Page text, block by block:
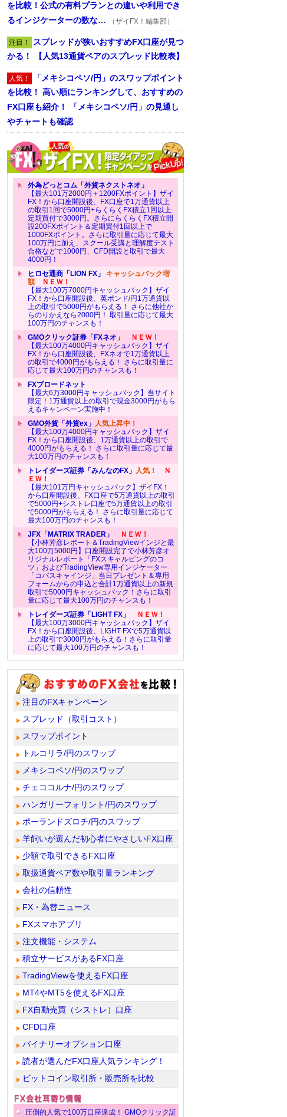
を比較！公式の有料プランとの違いや利用でき
るインジケーターの数な…
（ザイFX！編集部）
注目！ スプレッドが狭いおすすめFX口座が見つ
かる！ 【人気13通貨ペアのスプレッド比較表】
人気！ 「メキシコペソ/円」のスワップポイント
を比較！ 高い順にランキングして、おすすめの
FX口座も紹介！ 「メキシコペソ/円」の見通し
やチャートも確認
外為どっとコム「外貨ネクストネオ」
【最大101万2000円＋1200FXポイント】ザイ
FX！から口座開設後、FX口座で1万通貨以上
の取引1回で5000円+らくらくFX積立1回以上
定期買付で3000円。さらにらくらくFX積立開
設200FXポイント＆定期買付1回以上で
1000FXポイント。さらに取引量に応じて最大
100万円に加え、スクール受講と理解度テスト
合格などで1000円、CFD開設と取引で最大
4000円！
ヒロセ通商「LION FX」 キャッシュバック増
額ＮＥＷ！
【最大100万7000円キャッシュバック】ザイ
FX！から口座開設後、英ポンド/円1万通貨以
上の取引で5000円がもらえる！ さらに他社か
らのりかえなら2000円！ 取引量に応じて最大
100万円のチャンスも！
GMOクリック証券「FXネオ」
ＮＥＷ！
【最大100万4000円キャッシュバック】ザイ
FX！から口座開設後、FXネオで1万通貨以上
の取引で4000円がもらえる！ さらに取引量に
応じて最大100万円のチャンスも！
FXブロードネット
【最大6万3000円キャッシュバック】当サイト
限定！1万通貨以上の取引で現金3000円がもら
えるキャンペーン実施中！
GMO外貨「外貨ex」 人気上昇中！
【最大100万4000円キャッシュバック】ザイ
FX！から口座開設後、1万通貨以上の取引で
4000円がもらえる！ さらに取引量に応じて最
大100万円のチャンスも！
トレイダーズ証券「みんなのFX」 人気！
Ｎ
ＥＷ！
【最大101万円キャッシュバック】ザイFX！
から口座開設後、FX口座で5万通貨以上の取引
で5000円+シストレ口座で5万通貨以上の取引
で5000円がもらえる！ さらに取引量に応じて
最大100万円のチャンスも！
JFX「MATRIX TRADER」
ＮＥＷ！
【小林芳彦レポート＆TradingViewインジと最
大100万5000円】口座開設完了で小林芳彦オ
リジナルレポート「FXスキャルピングのコ
ツ」およびTradingView専用インジケーター
「コバスキャインジ」当日プレゼント＆専用
フォームからの申込と合計1万通貨以上の新規
取引で5000円キャッシュバック！さらに取引
量に応じて最大100万円のチャンスも！
トレイダーズ証券「LIGHT FX」
ＮＥＷ！
【最大100万3000円キャッシュバック】ザイ
FX！から口座開設後、LIGHT FXで5万通貨以
上の取引で3000円がもらえる！さらに取引量
に応じて最大100万円のチャンスも！
注目のFXキャンペーン
スプレッド（取引コスト）
スワップポイント
トルコリラ/円のスワップ
メキシコペソ/円のスワップ
チェココルナ/円のスワップ
ハンガリーフォリント/円のスワップ
ポーランドズロチ/円のスワップ
羊飼いが選んだ初心者にやさしいFX口座
少額で取引できるFX口座
取扱通貨ペア数や取引量ランキング
会社の信頼性
FX・為替ニュース
FXスマホアプリ
注文機能・システム
積立サービスがあるFX口座
TradingViewを使えるFX口座
MT4やMT5を使えるFX口座
FX自動売買（シストレ）口座
CFD口座
バイナリーオプション口座
読者が選んだFX口座人気ランキング！
ビットコイン取引所・販売所を比較
圧倒的人気で100万口座達成！ GMOクリック証